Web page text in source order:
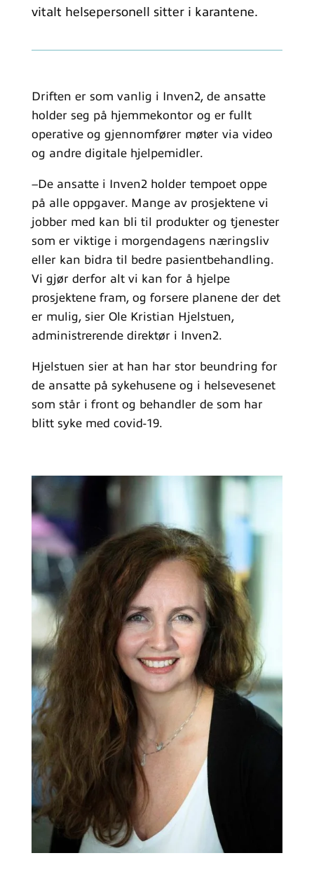
vitalt helsepersonell sitter i karantene.
Driften er som vanlig i Inven2, de ansatte
holder seg på hjemmekontor og er fullt
operative og gjennomfører møter via video
og andre digitale hjelpemidler.
–De ansatte i Inven2 holder tempoet oppe
på alle oppgaver. Mange av prosjektene vi
jobber med kan bli til produkter og tjenester
som er viktige i morgendagens næringsliv
eller kan bidra til bedre pasientbehandling.
Vi gjør derfor alt vi kan for å hjelpe
prosjektene fram, og forsere planene der det
er mulig, sier Ole Kristian Hjelstuen,
administrerende direktør i Inven2.
Hjelstuen sier at han har stor beundring for
de ansatte på sykehusene og i helsevesenet
som står i front og behandler de som har
blitt syke med covid-19.